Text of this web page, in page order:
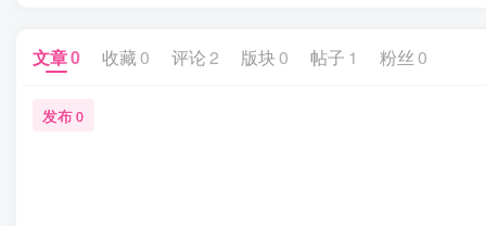
文章0 收藏 0 评论2 版块 0 帖子 1 粉丝 0
发布0